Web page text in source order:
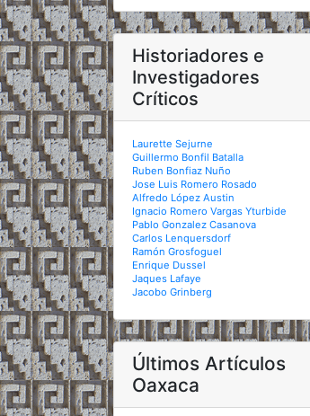
Historiadores e
Investigadores
Críticos
Laurette Sejurne
Guillermo Bonfil Batalla
Ruben Bonfiaz Nuño
Jose Luis Romero Rosado
Alfredo López Austin
Ignacio Romero Vargas Yturbide
Pablo Gonzalez Casanova
Carlos Lenquersdorf
Ramón Grosfoguel
Enrique Dussel
Jaques Lafaye
Jacobo Grinberg
Últimos Artículos
Oaxaca